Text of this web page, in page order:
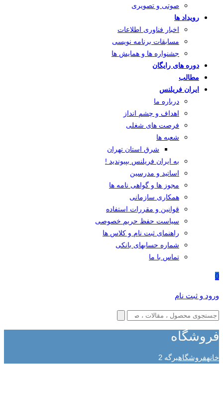
صوتی و تصویری
رویداد ها
اخبار فناوری اطلاعات
مسابقات برنامه نویسی
جشنواره ها و همایش ها
دوره های رایگان
مطالب
ایران فریلنس
درباره ما
اهداف و چشم انداز
فرصت های شغلی
شعبه ها
شرق استان تهران
به ایران فریلنس بپیوندید !
اساتید و مدرسین
مجوز ها و گواهی نامه ها
همکاری سازمانی
قوانین و مقررات استفاده
سیاست حفظ حریم خصوصی
راهنمای ثبت نام و کلاس ها
شماره حسابهای بانکی
تماس با ما
0
ورود و ثبت نام
فروشگاه
خانهفروشگاهبرگه 2